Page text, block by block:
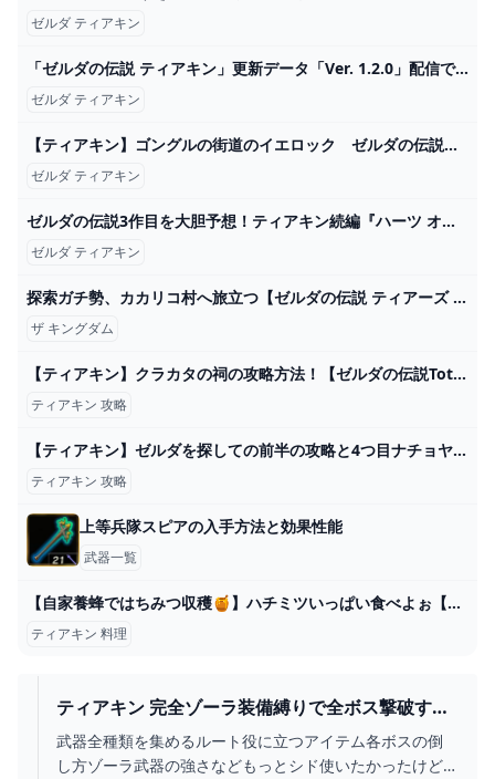
ゼルダ ティアキン
「ゼルダの伝説 ティアキン」更新データ「Ver. 1.2.0」配信で兵士の剣とハイラルダケが手に入る - GAME Watch
ゼルダ ティアキン
【ティアキン】ゴングルの街道のイエロック ゼルダの伝説ティアーズ オブザキングダム #ゼルダの伝説 #ティアキン #zelda #shorts - YouTube
ゼルダ ティアキン
ゼルダの伝説3作目を大胆予想！ティアキン続編『ハーツ オブ ザ ユニバース』はこうなる - Libero Engineer
ゼルダ ティアキン
探索ガチ勢、カカリコ村へ旅立つ【ゼルダの伝説 ティアーズ オブ ザ キングダム】#011 - YouTube
ザ キングダム
【ティアキン】クラカタの祠の攻略方法！【ゼルダの伝説TotK】
ティアキン 攻略
【ティアキン】ゼルダを探しての前半の攻略と4つ目ナチョヤハの祠の行き方【ゼルダ ティアーズオブザキングダム】 ｜ ローシュとライの人生クエスト
ティアキン 攻略
上等兵隊スピアの入手方法と効果性能
武器一覧
【自家養蜂ではちみつ収穫🍯】ハチミツいっぱい食べよぉ【ゆっくり実況】 - YouTube
ティアキン 料理
ティアキン 完全ゾーラ装備縛りで全ボス撃破する
必須知識 ゼルダの伝説 ティアーズ オブ ザ キング
ダム - YOUTUBE
武器全種類を集めるルート役に立つアイテム各ボスの倒
し方ゾーラ武器の強さなどもっとシド使いたかったけど